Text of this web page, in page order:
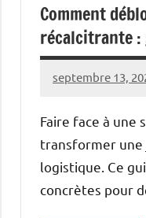
Comment
récalcitrante :
septembre 13,
Pascal
5
Faire face à
transformer une
logistique. Ce
concrètes pour